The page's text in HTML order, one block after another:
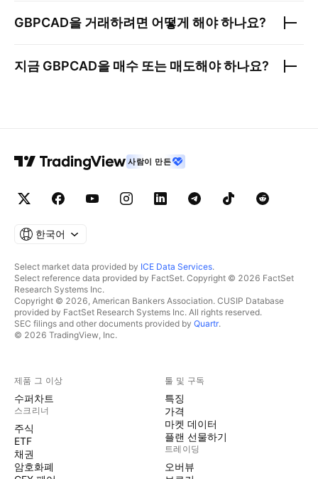
GBPCAD을 거래하려면 어떻게 해야 하나요?
지금 GBPCAD을 매수 또는 매도해야 하나요?
사람이 만든
한국어
Select market data provided by ICE Data Services.
Select reference data provided by FactSet. Copyright © 2026 FactSet
Research Systems Inc.
Copyright © 2026, American Bankers Association. CUSIP Database
provided by FactSet Research Systems Inc. All rights reserved.
SEC filings and other documents provided by Quartr.
© 2026 TradingView, Inc.
제품 그 이상
수퍼차트
스크리너
주식
ETF
채권
암호화폐
툴 및 구독
특징
가격
마켓 데이터
플랜 선물하기
트레이딩
오버뷰